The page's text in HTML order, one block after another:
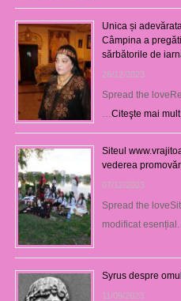
Unica și
Câmpina a
sărbătorile de
26/12/2023
Spread the
Citeşte mai
Siteul
vederea
07/12/2023
Spread the
modificat esențial.
Syrus despre
11/09/2023